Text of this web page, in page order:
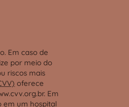
Em caso de
por meio do
riscos mais
oferece
. Em
em um hospital